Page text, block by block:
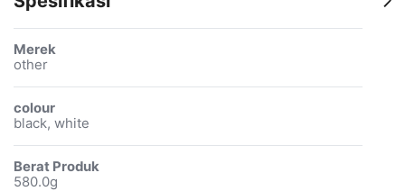
Merek
other
colour
black, white
Berat Produk
580.0g